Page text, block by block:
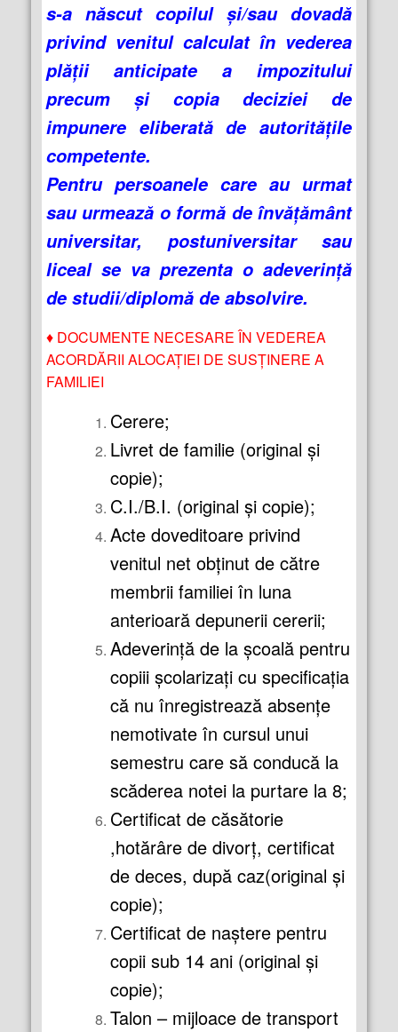
s-a născut copilul şi/sau dovadă
privind venitul calculat în vederea
plăţii anticipate a impozitului
precum şi copia deciziei de
impunere eliberată de autorităţile
competente.
Pentru persoanele care au urmat
sau urmează o formă de învăţământ
universitar, postuniversitar sau
liceal se va prezenta o adeverinţă
de studii/diplomă de absolvire.
♦ DOCUMENTE NECESARE ÎN VEDEREA
ACORDĂRII ALOCAŢIEI DE SUSŢINERE A
FAMILIEI
Cerere;
Livret de familie (original şi
copie);
C.I./B.I. (original şi copie);
Acte doveditoare privind
venitul net obţinut de către
membrii familiei în luna
anterioară depunerii cererii;
Adeverinţă de la şcoală pentru
copiii şcolarizaţi cu specificaţia
că nu înregistrează absenţe
nemotivate în cursul unui
semestru care să conducă la
scăderea notei la purtare la 8;
Certificat de căsătorie
,hotărâre de divorţ, certificat
de deces, după caz(original şi
copie);
Certificat de naştere pentru
copii sub 14 ani (original şi
copie);
Talon – mijloace de transport